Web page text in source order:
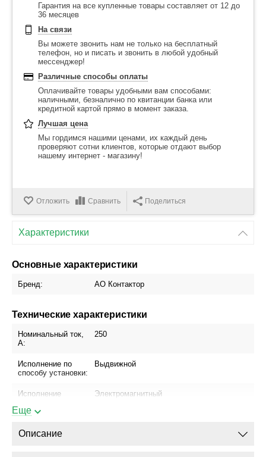
Гарантия на все купленные товары составляет от 12 до
36 месяцев
На связи
Вы можете звонить нам не только на бесплатный
телефон, но и писать и звонить в любой удобный
мессенджер!
Различные способы оплаты
Оплачивайте товары удобными вам способами:
наличными, безналично по квитанции банка или
кредитной картой прямо в момент заказа.
Лучшая цена
Мы гордимся нашими ценами, их каждый день
проверяют сотни клиентов, которые отдают выбор
нашему интернет - магазину!
Отложить Сравнить Поделиться
Характеристики
Основные характеристики
Бренд: АО Контактор
Технические характеристики
Номинальный ток,
А:
250
Исполнение по
способу установки:
Выдвижной
Исполнение
Электромагнитный
Еще
Описание